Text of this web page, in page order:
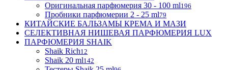
Оригинальная парфюмерия 30 - 100 ml196
Пробники парфюмерии 2 - 25 ml79
КИТАЙСКИЕ БАЛЬЗАМЫ КРЕМА И МАЗИ
СЕЛЕКТИВНАЯ НИШЕВАЯ ПАРФЮМЕРИЯ LUX
ПАРФЮМЕРИЯ SHAIK
Shaik Rich12
Shaik 20 ml142